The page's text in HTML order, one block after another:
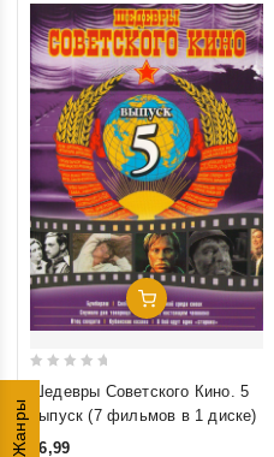
Жанры
Добавить В Корзину
0
out
Шедевры Советского Кино. 5
выпуск (7 фильмов в 1 диске)
€6,99